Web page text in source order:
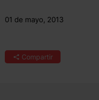
01 de mayo, 2013
Compartir